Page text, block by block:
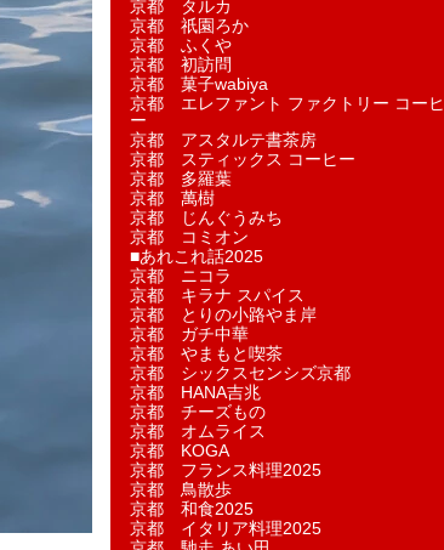
京都 タルカ
京都 祇園ろか
京都 ふくや
京都 初訪問
京都 菓子wabiya
京都 エレファント ファクトリー コーヒ
ー
京都 アスタルテ書茶房
京都 スティックス コーヒー
京都 多羅葉
京都 萬樹
京都 じんぐうみち
京都 コミオン
■あれこれ話2025
京都 ニコラ
京都 キラナ スパイス
京都 とりの小路やま岸
京都 ガチ中華
京都 やまもと喫茶
京都 シックスセンシズ京都
京都 HANA吉兆
京都 チーズもの
京都 オムライス
京都 KOGA
京都 フランス料理2025
京都 鳥散歩
京都 和食2025
京都 イタリア料理2025